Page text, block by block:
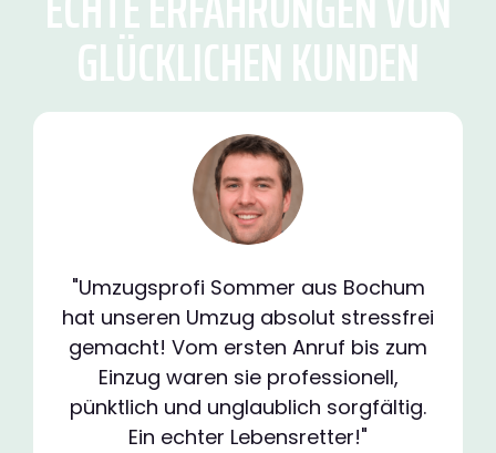
GLÜCKLICHEN KUNDEN
"Umzugsprofi Sommer aus Bochum
hat unseren Umzug absolut stressfrei
gemacht! Vom ersten Anruf bis zum
Einzug waren sie professionell,
pünktlich und unglaublich sorgfältig.
Ein echter Lebensretter!"